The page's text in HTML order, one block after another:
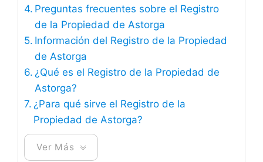
Preguntas frecuentes sobre el Registro
de la Propiedad de Astorga
Información del Registro de la Propiedad
de Astorga
¿Qué es el Registro de la Propiedad de
Astorga?
¿Para qué sirve el Registro de la
Propiedad de Astorga?
Ver Más